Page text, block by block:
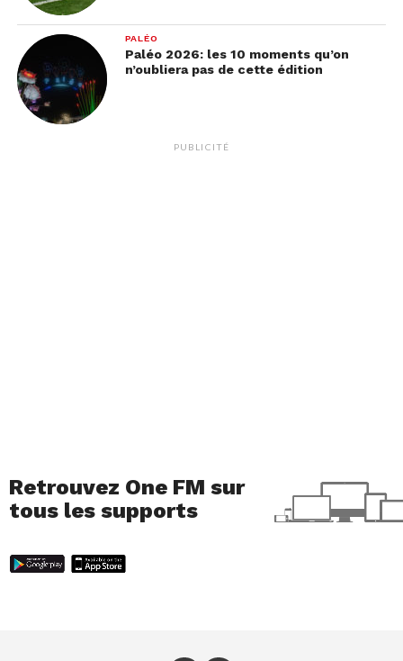
Et voilà, tu n’as plus qu’à te régaler.
1400gr de petits pois en conserve
PALÉO
Paléo 2026: les 10 moments qu’on
n’oubliera pas de cette édition
PUBLICITÉ
Retrouvez One FM sur
tous les supports